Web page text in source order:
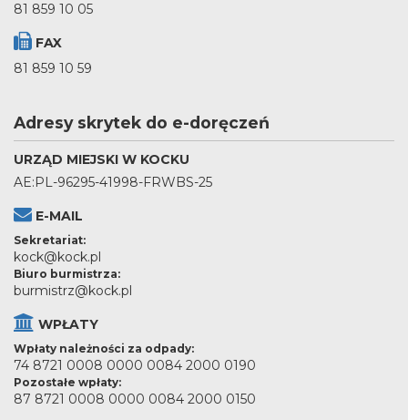
81 859 10 05
FAX
81 859 10 59
Adresy skrytek do e-doręczeń
URZĄD MIEJSKI W KOCKU
AE:PL-96295-41998-FRWBS-25
E-MAIL
Sekretariat:
kock@kock.pl
Biuro burmistrza:
burmistrz@kock.pl
WPŁATY
Wpłaty należności za odpady:
74 8721 0008 0000 0084 2000 0190
Pozostałe wpłaty:
87 8721 0008 0000 0084 2000 0150